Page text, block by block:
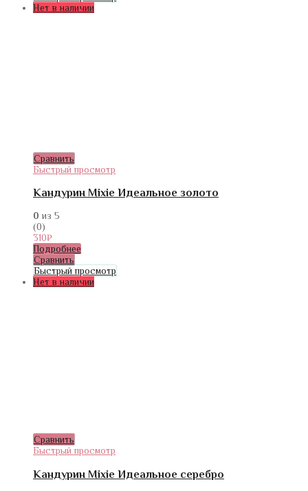
Нет в наличии
Сравнить
Быстрый просмотр
Кандурин Mixie Идеальное золото
0 из 5
(0)
310₽
Подробнее
Сравнить
Быстрый просмотр
Нет в наличии
Сравнить
Быстрый просмотр
Кандурин Mixie Идеальное серебро